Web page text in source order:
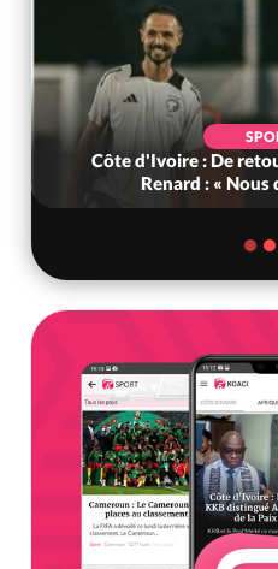
Côte d'Ivoire : De
Renard : « Nous